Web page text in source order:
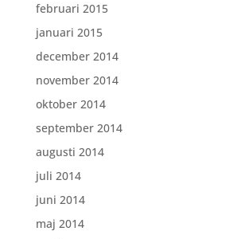
februari 2015
januari 2015
december 2014
november 2014
oktober 2014
september 2014
augusti 2014
juli 2014
juni 2014
maj 2014